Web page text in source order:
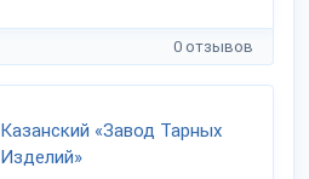
0 отзывов
Казанский «Завод Тарных
Изделий»